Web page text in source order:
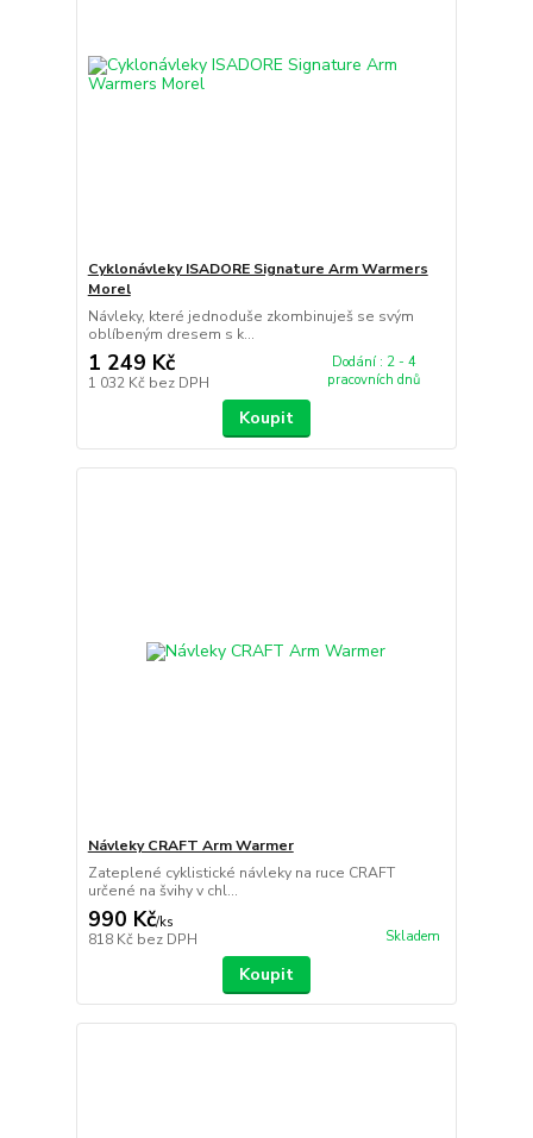
Cyklonávleky ISADORE Signature Arm Warmers
Morel
Návleky, které jednoduše zkombinuješ se svým
oblíbeným dresem s k...
1 249 Kč
1 032 Kč bez DPH
Dodání : 2 - 4
pracovních dnů
Koupit
Návleky CRAFT Arm Warmer
Zateplené cyklistické návleky na ruce CRAFT
určené na švihy v chl...
990 Kč/ks
818 Kč bez DPH Skladem
Koupit